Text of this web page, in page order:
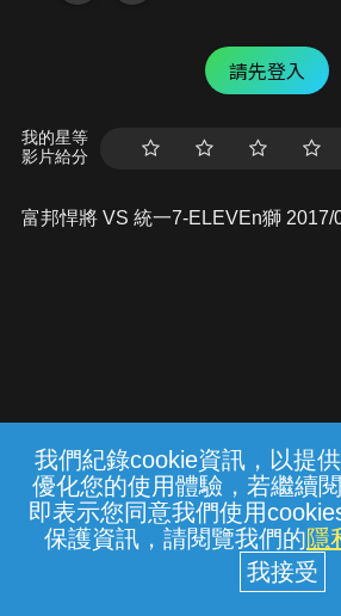
我們紀錄cookie資訊，以提
優化您的使用體驗，若繼續
即表示您同意我們使用
保護資訊，請閱覽我們的隱
請先登入
我的星等
影片給分
富邦悍將 VS 統一7-
常見問題 線上客服 服務
中華電信股份有限公司個
(統一編號：96979949)